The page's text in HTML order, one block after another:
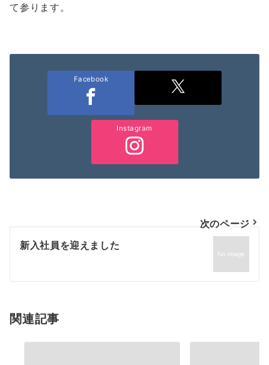
て参ります。
Facebook
Instagram
稿
ナ
ゲ
シ
次のページ
新入社員を迎えました
関連記事